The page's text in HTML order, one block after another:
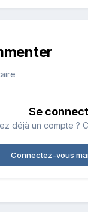
Se
déjà un compte ?
Connectez-vous